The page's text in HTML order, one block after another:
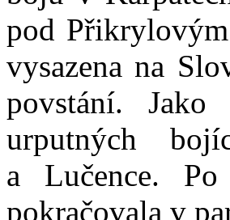
pod
vysazena na
povstání.
urputných
a Lučence. Po
pokračovala v